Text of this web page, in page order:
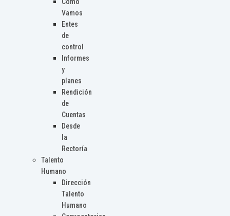
Cómo
Vamos
Entes
de
control
Informes
y
planes
Rendición
de
Cuentas
Desde
la
Rectoría
Talento
Humano
Dirección
Talento
Humano